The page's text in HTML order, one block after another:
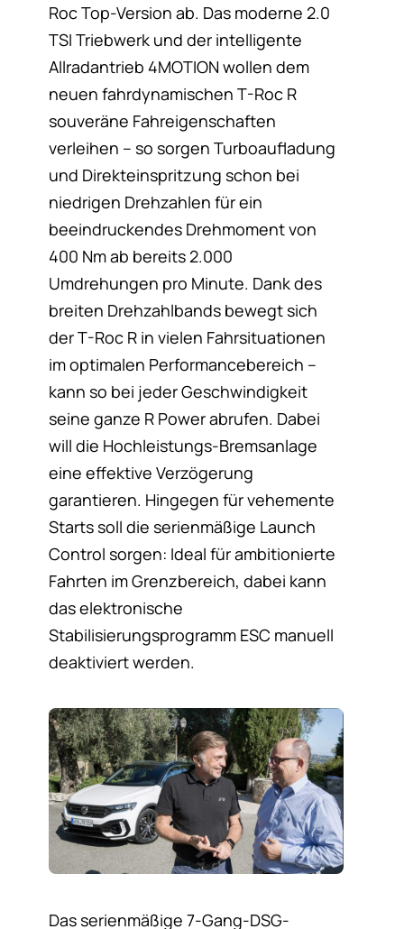
Roc Top-Version ab. Das moderne 2.0
TSI Triebwerk und der intelligente
Allradantrieb 4MOTION wollen dem
neuen fahrdynamischen T-Roc R
souveräne Fahreigenschaften
verleihen – so sorgen Turboaufladung
und Direkteinspritzung schon bei
niedrigen Drehzahlen für ein
beeindruckendes Drehmoment von
400 Nm ab bereits 2.000
Umdrehungen pro Minute. Dank des
breiten Drehzahlbands bewegt sich
der T-Roc R in vielen Fahrsituationen
im optimalen Performancebereich –
kann so bei jeder Geschwindigkeit
seine ganze R Power abrufen. Dabei
will die Hochleistungs-Bremsanlage
eine effektive Verzögerung
garantieren. Hingegen für vehemente
Starts soll die serienmäßige Launch
Control sorgen: Ideal für ambitionierte
Fahrten im Grenzbereich, dabei kann
das elektronische
Stabilisierungsprogramm ESC manuell
deaktiviert werden.
Das serienmäßige 7-Gang-DSG-